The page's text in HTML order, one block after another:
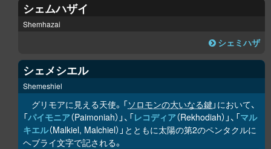
シェムハザイ
Shemhazai
シェミハザ
シェメシエル
Shemeshiel
グリモアに見える天使。「ソロモンの大いなる鍵 」において、
「パイモニア（Paimoniah）」、「レコディア（Rekhodiah）」、「マル
キエル（Malkiel, Malchiel）」とともに太陽の第2のペンタクルに
ヘブライ文字で記される。